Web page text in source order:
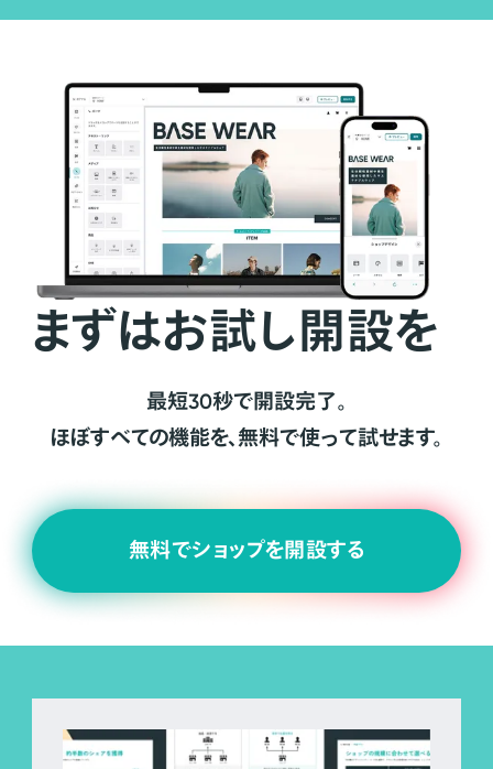
まずはお試し開設を
最短30秒で開設完了。
ほぼすべての機能を、無料で使って試せます。
無料でショップを開設する